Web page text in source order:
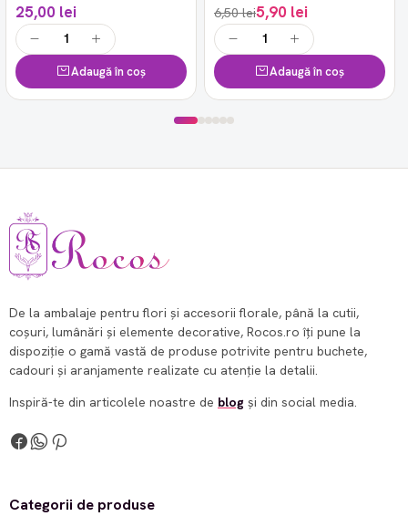
25,00 lei
Adaugă în coș
6,50 lei5,90 lei
Adaugă în coș
De la ambalaje pentru flori și accesorii florale, până la cutii,
coșuri, lumânări și elemente decorative, Rocos.ro îți pune la
dispoziție o gamă vastă de produse potrivite pentru buchete,
cadouri și aranjamente realizate cu atenție la detalii.
Inspiră-te din articolele noastre de blog și din social media.
Categorii de produse